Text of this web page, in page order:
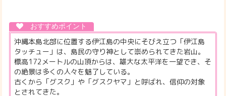
沖縄本島北部に位置する伊江島の中央にそびえ立つ「伊江島
タッチュー」は、島民の守り神として崇められてきた岩山。
標高172メートルの山頂からは、雄大な太平洋を一望でき、そ
の絶景は多くの人々を魅了している。
古くから「グスク」や「グスクヤマ」と呼ばれ、信仰の対象
とされてきた。